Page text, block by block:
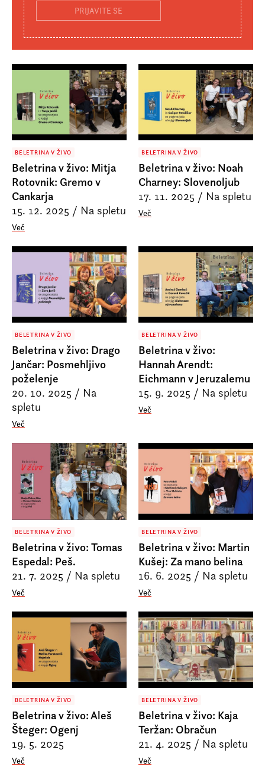
BELETRINA V ŽIVO
Beletrina v živo: Mitja
Rotovnik: Gremo v
Cankarja
15. 12. 2025 / Na spletu
Več
BELETRINA V ŽIVO
Beletrina v živo: Noah
Charney: Slovenoljub
17. 11. 2025 / Na spletu
Več
BELETRINA V ŽIVO
Beletrina v živo: Drago
Jančar: Posmehljivo
poželenje
20. 10. 2025 / Na
spletu
Več
BELETRINA V ŽIVO
Beletrina v živo:
Hannah Arendt:
Eichmann v Jeruzalemu
15. 9. 2025 / Na spletu
Več
BELETRINA V ŽIVO
Beletrina v živo: Tomas
Espedal: Peš.
21. 7. 2025 / Na spletu
Več
BELETRINA V ŽIVO
Beletrina v živo: Martin
Kušej: Za mano belina
16. 6. 2025 / Na spletu
Več
BELETRINA V ŽIVO
Beletrina v živo: Aleš
Šteger: Ogenj
19. 5. 2025
Več
BELETRINA V ŽIVO
Beletrina v živo: Kaja
Teržan: Obračun
21. 4. 2025 / Na spletu
Več